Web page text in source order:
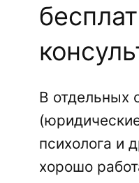
В отдельных
психолога и
хорошо